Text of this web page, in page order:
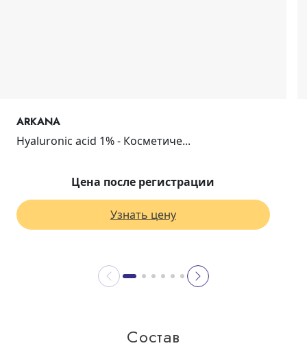
ARKANA
Hyaluronic acid 1% - Косметиче...
Цена после регистрации
Узнать цену
Состав